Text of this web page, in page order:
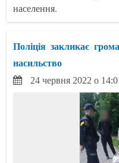
населення.
Поліція закликає
насильство
24 червня 2022 о